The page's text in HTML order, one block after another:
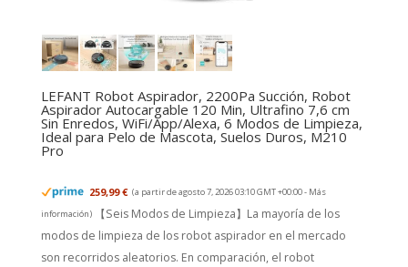
LEFANT Robot Aspirador, 2200Pa Succión, Robot
Aspirador Autocargable 120 Min, Ultrafino 7,6 cm
Sin Enredos, WiFi/App/Alexa, 6 Modos de Limpieza,
Ideal para Pelo de Mascota, Suelos Duros, M210
Pro
259,99 € (a partir de agosto 7, 2026 03:10 GMT +00:00 - Más
información)
【Seis Modos de Limpieza】La mayoría de los
modos de limpieza de los robot aspirador en el mercado
son recorridos aleatorios. En comparación, el robot